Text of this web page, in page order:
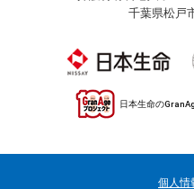
千葉県松戸
日本生命の
個人情